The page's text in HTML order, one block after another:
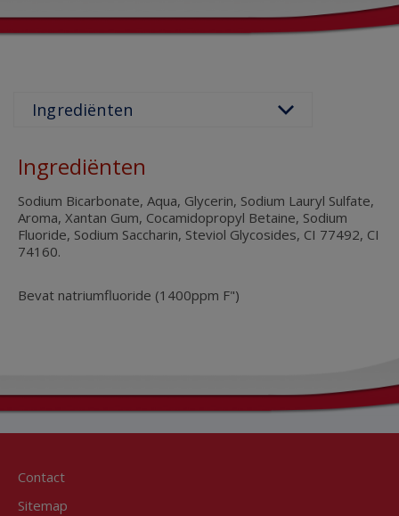
Ingrediënten
Sodium Bicarbonate, Aqua, Glycerin, Sodium Lauryl Sulfate,
Aroma, Xantan Gum, Cocamidopropyl Betaine, Sodium
Fluoride, Sodium Saccharin, Steviol Glycosides, CI 77492, CI
74160.
Bevat natriumfluoride (1400ppm F")
Contact
Sitemap